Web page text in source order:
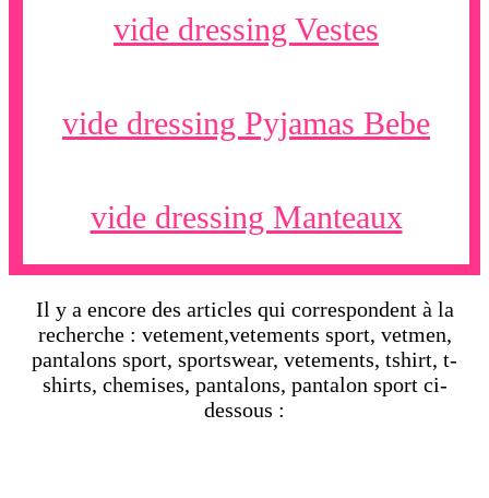
vide dressing Vestes
vide dressing Pyjamas Bebe
vide dressing Manteaux
Il y a encore des articles qui correspondent à la
recherche : vetement,vetements sport, vetmen,
pantalons sport, sportswear, vetements, tshirt, t-
shirts, chemises, pantalons, pantalon sport ci-
dessous :